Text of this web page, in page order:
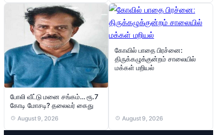
போலி வீட்டு மனை சங்கம்… ரூ.7
கோடி மோசடி? தலைவர் கைது
August 9, 2026
கோவில் பாதை பிரச்னை:
திருக்கழுக்குன்றம் சாலையில்
மக்கள் மறியல்
August 9, 2026